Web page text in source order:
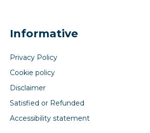
Informative
Privacy Policy
Cookie policy
Disclaimer
Satisfied or Refunded
Accessibility statement